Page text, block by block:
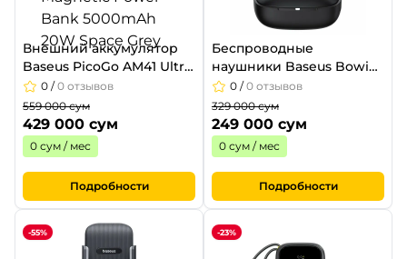
Внешний аккумулятор
Baseus PicoGo AM41 Ultra-
Slim Magnetic Power
Bank 5000mAh 20W
Space Grey
0 /0 отзывов
559 000 сум
429 000 сум
0 сум / мес
Подробности
Беспроводные
наушники Baseus Bowie
E20 Cluster Black
0 /0 отзывов
329 000 сум
249 000 сум
0 сум / мес
Подробности
-55% -23%